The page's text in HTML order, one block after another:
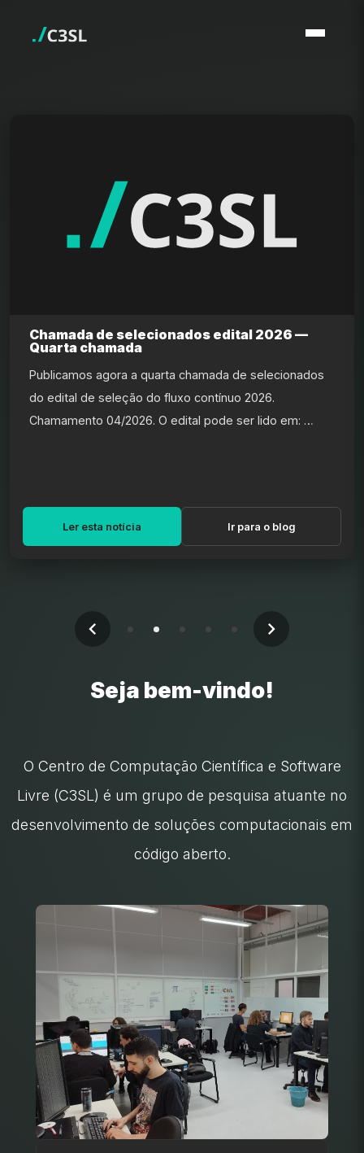
Chamada de selecionados edital 2026 —
Quarta chamada
Publicamos agora a quarta chamada de selecionados
do edital de seleção do fluxo contínuo 2026.
Chamamento 04/2026. O edital pode ser lido em: …
Ler esta notícia Ir para o blog
Seja bem-vindo!
O Centro de Computação Científica e Software
Livre (C3SL) é um grupo de pesquisa atuante no
desenvolvimento de soluções computacionais em
código aberto.